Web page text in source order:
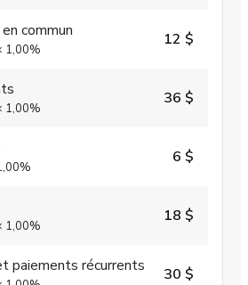
commun
1,00%
12 $
1,00%
36 $
6 $
1,00%
18 $
paiements récurrents 30 $